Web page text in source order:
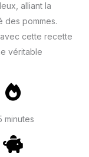
alliant la
des pommes.
cette recette
véritable
minutes